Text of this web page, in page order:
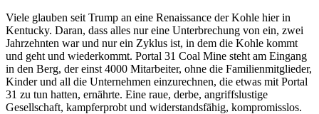
Viele glauben seit Trump an eine Renaissance der Kohle hier in
Kentucky. Daran, dass alles nur eine Unterbrechung von ein, zwei
Jahrzehnten war und nur ein Zyklus ist, in dem die Kohle kommt
und geht und wiederkommt. Portal 31 Coal Mine steht am Eingang
in den Berg, der einst 4000 Mitarbeiter, ohne die Familienmitglieder,
Kinder und all die Unternehmen einzurechnen, die etwas mit Portal
31 zu tun hatten, ernährte. Eine raue, derbe, angriffslustige
Gesellschaft, kampferprobt und widerstandsfähig, kompromisslos.